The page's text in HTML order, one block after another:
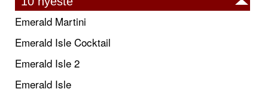
Emerald Martini
Emerald Isle Cocktail
Emerald Isle 2
Emerald Isle